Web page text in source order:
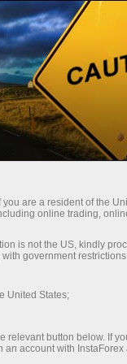
Akaun Demo
Forex
akaun
maya
dagangan
mengambil
minit.
tersedia,
are a resident of the
online trading,
is not the US, kindly
government
United States;
relevant button below. If
account with InstaForex